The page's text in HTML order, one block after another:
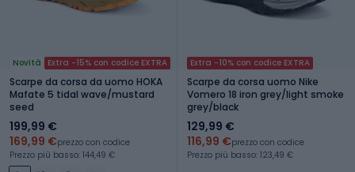
Novità Extra -15% con codice EXTRA
Scarpe da corsa da uomo HOKA
Mafate 5 tidal wave/mustard
seed
199,99 €
169,99 €prezzo con codice
Prezzo più basso: 144,49 €
Extra -10% con codice EXTRA
Scarpe da corsa uomo Nike
Vomero 18 iron grey/light smoke
grey/black
129,99 €
116,99 €prezzo con codice
Prezzo più basso: 123,49 €